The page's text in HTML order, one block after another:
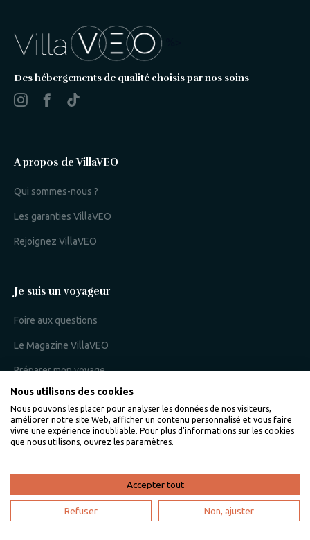
Des hébergements de qualité choisis par nos soins
A propos de VillaVEO
Qui sommes-nous ?
Les garanties VillaVEO
Rejoignez VillaVEO
Je suis un voyageur
Foire aux questions
Le Magazine VillaVEO
Préparer mon voyage
Mon espace voyageur
Je suis un propriétaire
L'expertise VillaVEO
Déposer mon annonce
Bien gérer ma location saisonnière
Nous utilisons des cookies
Nous pouvons les placer pour analyser les données de nos visiteurs,
améliorer notre site Web, afficher un contenu personnalisé et vous faire
vivre une expérience inoubliable. Pour plus d'informations sur les cookies
que nous utilisons, ouvrez les paramètres.
Accepter tout
Refuser Non, ajuster